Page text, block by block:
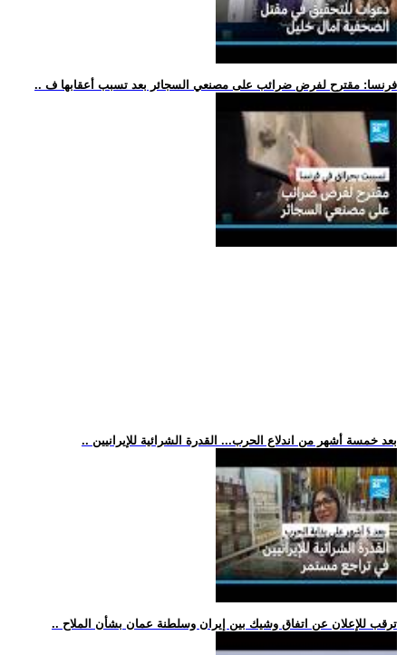
.. فرنسا: مقترح لفرض ضرائب على مصنعي السجائر بعد تسبب أعقابها ف
.. بعد خمسة أشهر من اندلاع الحرب... القدرة الشرائية للإيرانيين
.. ترقب للإعلان عن اتفاق وشيك بين إيران وسلطنة عمان بشأن الملاح